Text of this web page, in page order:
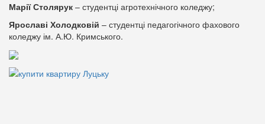
Марії Столярук – студентці агротехнічного коледжу;
Ярославі Холодковій – студентці педагогічного фахового
коледжу ім. А.Ю. Кримського.